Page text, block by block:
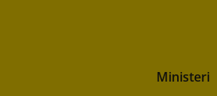
Ministeri